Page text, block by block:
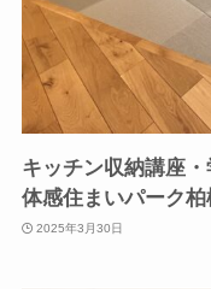
キッチン収納講座
体感住まいパーク柏
2025年3月30日